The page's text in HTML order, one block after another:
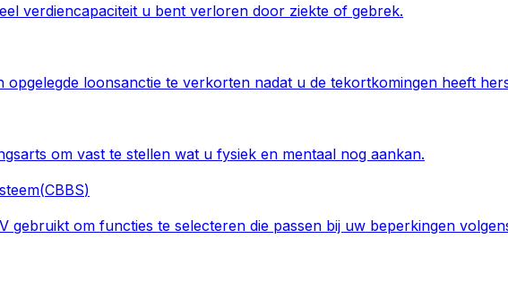
verdiencapaciteit u bent verloren door ziekte of gebrek.
opgelegde loonsanctie te verkorten nadat u de tekortkomingen heeft
om vast te stellen wat u fysiek en mentaal nog aankan.
(CBBS)
gebruikt om functies te selecteren die passen bij uw beperkingen